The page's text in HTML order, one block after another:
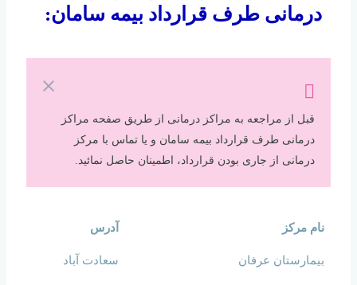
درمانی طرف قرارداد بیمه سامان:
قبل از مراجعه به مراکز درمانی از طریق صفحه مراکز
درمانی طرف قرارداد بیمه سامان و یا تماس با مرکز
درمانی از جاری بودن قرارداد، اطمینان حاصل نمائید.
نام مرکز آدرس
بیمارستان عرفان سعادت آباد